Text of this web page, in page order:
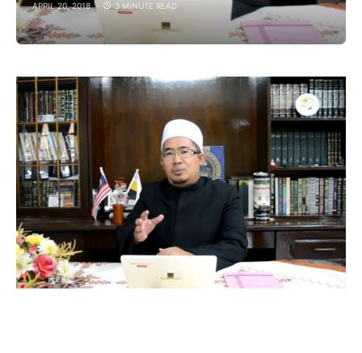
APRIL 20, 2018 3 MINUTE READ